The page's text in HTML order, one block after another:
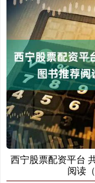
西宁股票配资平台
阅读